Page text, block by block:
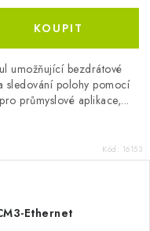
umožňující bezdrátové
sledování polohy pomocí
průmyslové aplikace,...
Kód: 16153
Ethernet